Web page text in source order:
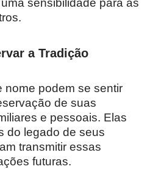
sensibilidade para as
a Tradição
nome podem se sentir
de suas
e pessoais. Elas
do legado de seus
transmitir essas
futuras.